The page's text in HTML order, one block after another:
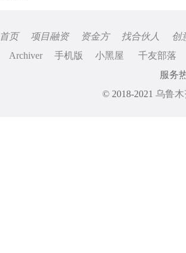
首页 项目融资 资金方 找合伙人
创
Archiver
手机版 小黑屋
千友部落
服务
© 2018-2021 乌鲁